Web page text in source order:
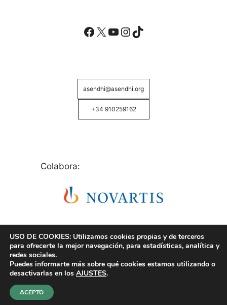
Facebook
X YouTube
Instagram
TikTok
asendhi@asendhi.org
+34 910259162
Colabora:
© Copyright 2026 ASENDHI - Asociación de Enfermos
USO DE COOKIES: Utilizamos cookies propias y de terceros
para ofrecerte la mejor navegación, para estadísticas, analítica y
redes sociales.
Puedes informarte más sobre qué cookies estamos utilizando o
desactivarlas en los AJUSTES.
ACEPTO